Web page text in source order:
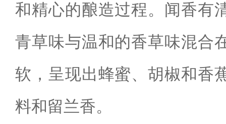
和精心的酿造过程。闻香有
青草味与温和的香草味混合
软，呈现出蜂蜜、胡椒和香
料和留兰香。